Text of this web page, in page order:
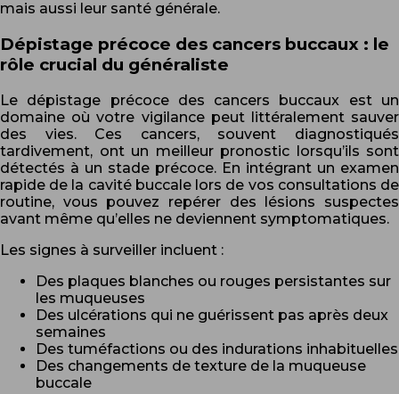
mais aussi leur santé générale.
Dépistage précoce des cancers buccaux : le
rôle crucial du généraliste
Le dépistage précoce des cancers buccaux est un
domaine où votre vigilance peut littéralement sauver
des vies. Ces cancers, souvent diagnostiqués
tardivement, ont un meilleur pronostic lorsqu’ils sont
détectés à un stade précoce. En intégrant un examen
rapide de la cavité buccale lors de vos consultations de
routine, vous pouvez repérer des lésions suspectes
avant même qu’elles ne deviennent symptomatiques.
Les signes à surveiller incluent :
Des plaques blanches ou rouges persistantes sur
les muqueuses
Des ulcérations qui ne guérissent pas après deux
semaines
Des tuméfactions ou des indurations inhabituelles
Des changements de texture de la muqueuse
buccale